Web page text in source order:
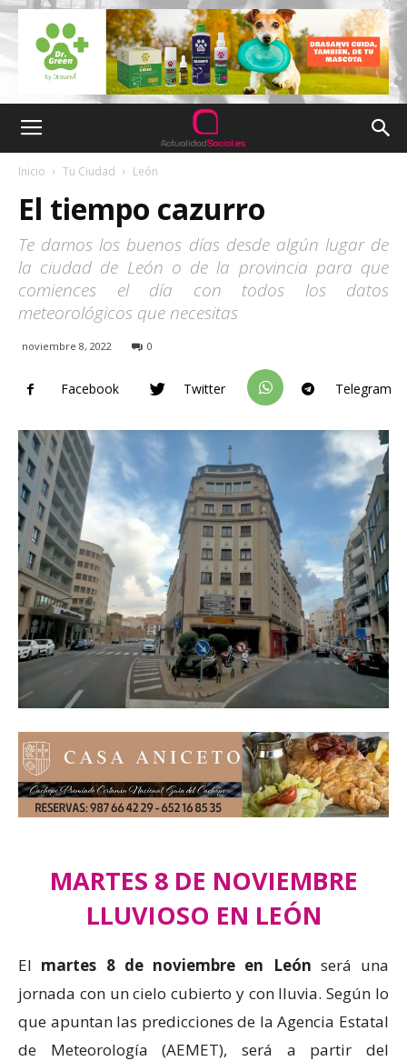
Inicio Tu Ciudad León
El tiempo cazurro
Te damos los buenos días desde algún lugar de
la ciudad de León o de la provincia para que
comiences el día con todos los datos
meteorológicos que necesitas
noviembre 8, 2022 0
Facebook Twitter Telegram
MARTES 8 DE NOVIEMBRE
LLUVIOSO EN LEÓN
El martes 8 de noviembre en León será una
jornada con un cielo cubierto y con lluvia. Según lo
que apuntan las predicciones de la Agencia Estatal
de Meteorología (AEMET), será a partir del